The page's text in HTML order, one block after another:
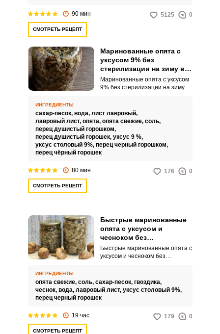
приятную кислинку и является
90 мин 5125 0
СМОТРЕТЬ РЕЦЕПТ
Маринованные опята с
уксусом 9% без
стерилизации на зиму в
банках
Маринованные опята с уксусом
9% без стерилизации на зиму в
Достаточно просто выложить
грибы из банки и заправить их
растительным маслом.
ИНГРЕДИЕНТЫ
сахар-песок, вода, лист лавровый,
лавровый лист, опята, опята свежие, соль,
перец душистый горошком,
перец душистый горошек, уксус 9 %,
уксус столовый 9%, перец черный горошком,
перец чёрный горошек
80 мин 176 0
СМОТРЕТЬ РЕЦЕПТ
Быстрые маринованные
опята с уксусом и
чесноком без
стерилизации на зиму
Быстрые маринованные опята с
уксусом и чесноком без
которое подарит яркие вкусовые
ощущения. Нежные опята,
пропитанные уксусным
специями, добавят яркие нотки
ИНГРЕДИЕНТЫ
опята свежие, соль, сахар-песок, гвоздика,
чеснок, вода, лавровый лист, уксус столовый 9%,
перец черный горошек
19 час 179 0
СМОТРЕТЬ РЕЦЕПТ